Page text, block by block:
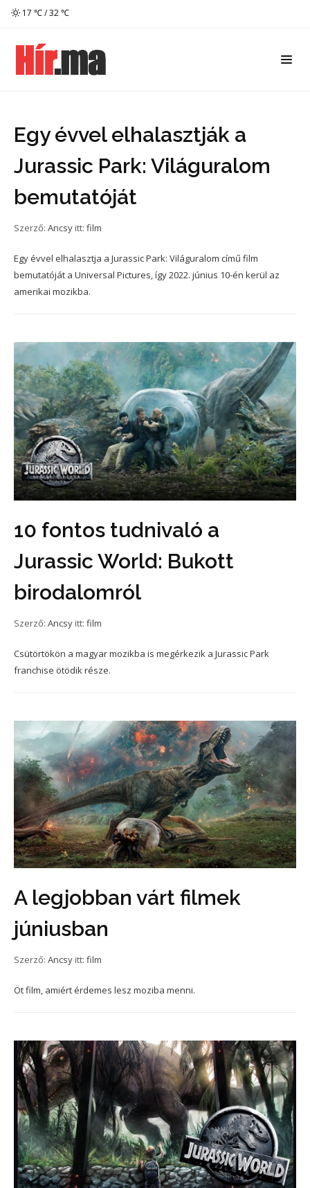
17 ℃ / 32 ℃
Egy évvel elhalasztják a
Jurassic Park: Világuralom
bemutatóját
Szerző: Ancsy itt: film
Egy évvel elhalasztja a Jurassic Park: Világuralom című film
bemutatóját a Universal Pictures, így 2022. június 10-én kerül az
amerikai mozikba.
10 fontos tudnivaló a
Jurassic World: Bukott
birodalomról
Szerző: Ancsy itt: film
Csütörtökön a magyar mozikba is megérkezik a Jurassic Park
franchise ötödik része.
A legjobban várt filmek
júniusban
Szerző: Ancsy itt: film
Öt film, amiért érdemes lesz moziba menni.